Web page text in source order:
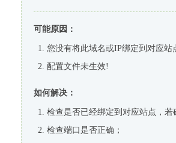
可能原因：
您没有将此域名或IP绑定到对应站
配置文件未生效!
如何解决：
检查是否已经绑定到对应站点，
检查端口是否正确；